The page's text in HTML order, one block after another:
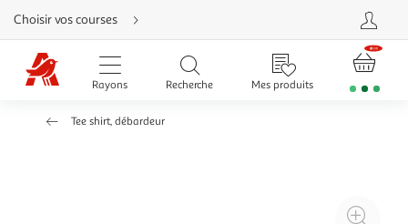
Aller
directement
au
contenu
Aller
directement
Aller
Choisir vos courses
Rayons Recherche Mes produits
Tee shirt, débardeur